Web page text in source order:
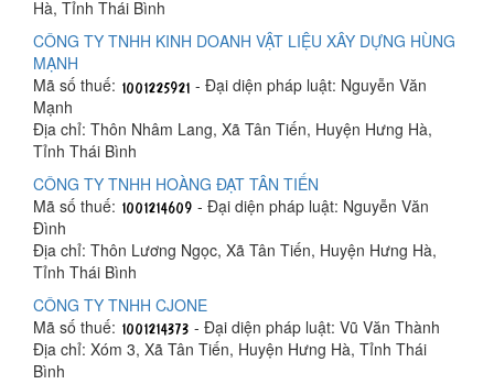
Hà, Tỉnh Thái Bình
CÔNG TY TNHH KINH DOANH VẬT LIỆU XÂY DỰNG HÙNG
MẠNH
Mã số thuế:
- Đại diện pháp luật: Nguyễn Văn
Mạnh
Địa chỉ: Thôn Nhâm Lang, Xã Tân Tiến, Huyện Hưng Hà,
Tỉnh Thái Bình
CÔNG TY TNHH HOÀNG ĐẠT TÂN TIẾN
Mã số thuế:
- Đại diện pháp luật: Nguyễn Văn
Đình
Địa chỉ: Thôn Lương Ngọc, Xã Tân Tiến, Huyện Hưng Hà,
Tỉnh Thái Bình
CÔNG TY TNHH CJONE
Mã số thuế:
- Đại diện pháp luật: Vũ Văn Thành
Địa chỉ: Xóm 3, Xã Tân Tiến, Huyện Hưng Hà, Tỉnh Thái
Bình